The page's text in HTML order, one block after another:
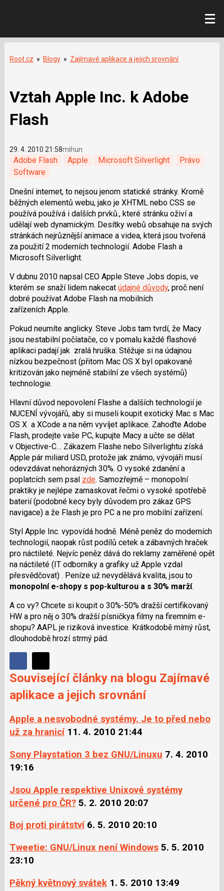
Root.cz » Blogy » Zajímavé aplikace a jejich srovnání
Vztah Apple Inc. k Adobe
Flash
29. 4. 2010 21:58mihun
Adobe Flash Apple Microsoft Silverlight
Právo
Software
Dnešní internet, to nejsou jenom statické stránky. Kromě
běžných elementů webu, jako je XHTML nebo CSS se
používá používá i dalších prvků., které stránku oživí a
udělají web dynamickým. Desítky webů obsahuje na svých
stránkách nejrůznější animace a videa, která jsou tvořená
za použití 2 moderních technologií. Adobe Flash a
Microsoft Silverlight.
V dubnu 2010 napsal CEO Apple Steve Jobs dopis, ve
kterém se snaží lidem nakecat údajné důvody, proč není
dobré používat Adobe Flash na mobilních
zařízeních Apple.
Pokud neumíte anglicky. Steve Jobs tam tvrdí, že Macy
jsou nestabilní počíatače, co v pomalu každé flashové
aplikaci padají jak zralá hruška. Stěžuje si na údajnou
nízkou bezpečnost (přitom Mac OS X byl opakovaně
kritizován jako nejméně stabilní ze všech systémů)
technologie.
Hlavní důvod nepovolení Flashe a dalších technologií je
NUCENÍ vývojářů, aby si museli koupit exotický Mac s Mac
OS X a XCode a na něm vyvíjet aplikace. Zahoďte Adobe
Flash, prodejte vaše PC, kupujte Macy a učte se dělat
v Objective-C… Zákazem Flashe nebo Silverlightu získá
Apple pár miliard USD, protože jak známo, vývojáři musí
odevzdávat nehorázných 30%. O vysoké zdanění a
poplatcích sem psal zde. Samozřejmě – monopolní
praktiky je nejlépe zamaskovat řečmi o vysoké spotřebě
baterií (podobné kecy byly důvodem pro zákaz GPS
navigace) a že Flash je pro PC a ne pro mobilní zařízení.
Styl Apple Inc. vypovídá hodně. Méně peněz do moderních
technologií, naopak růst podílů cetek a zábavných hraček
pro náctileté. Nejvíc peněz dává do reklamy zaměřené opět
na náctileté (IT odborníky a grafiky už Apple vzdal
přesvědčovat) . Peníze už nevydělává kvalita, jsou to
monopolní e-shopy s pop-kulturou a s 30% marží.
A co vy? Chcete si koupit o 30%-50% dražší certifikovaný
HW a pro něj o 30% dražší písničkya filmy na firemním e-
shopu? AAPL je riziková investice. Krátkodobě mírný růst,
dlouhodobě hrozí strmý pád.
Sdílejte
na
Facebooku
Sdílejte
na
síti
Související články na blogu Zajímavé
aplikace a jejich srovnání
Apple a nesvobodné systémy. Je to před nebo
už za hranicí 11. 4. 2010 21:44
Sony Playstation 3 bez GNU/Linuxu 7. 4. 2010
19:16
Jsou Apple respektive Unixové systémy
určené pro ČR? 5. 2. 2010 20:07
Boj proti pirátství 6. 5. 2010 20:10
Tweetie: GNU/Linux není Windows 5. 5. 2010
23:10
Pěkný květnový svátek 1. 5. 2010 13:49